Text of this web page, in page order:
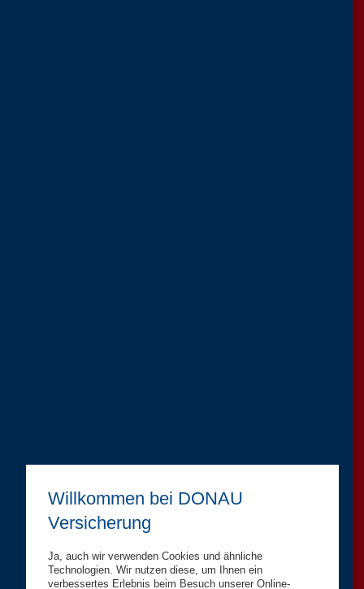
Willkommen bei DONAU
Versicherung
Ja, auch wir verwenden Cookies und ähnliche
Technologien. Wir nutzen diese, um Ihnen ein
verbessertes Erlebnis beim Besuch unserer Online-